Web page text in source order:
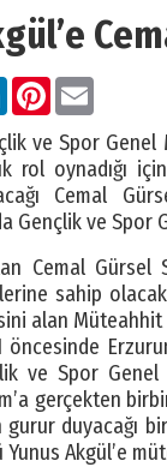
LinkedInPinterest
ve Spor Genel
rol oynadığı
Cemal
Gençlik ve Spor
Cemal Gürsel
sahip
alan
öncesinde
ve Spor Genel
gerçekten
duyacağı
Akgül’e